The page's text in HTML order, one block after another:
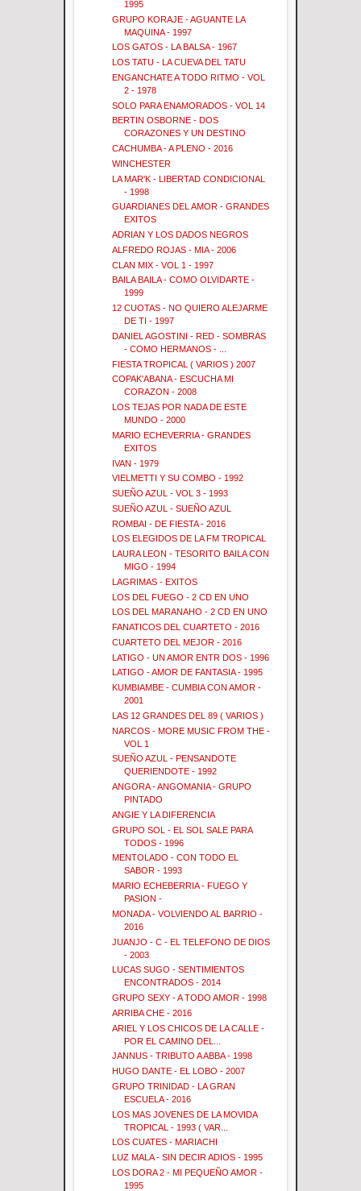
1995
GRUPO KORAJE - AGUANTE LA
MAQUINA - 1997
LOS GATOS - LA BALSA - 1967
LOS TATU - LA CUEVA DEL TATU
ENGANCHATE A TODO RITMO - VOL
2 - 1978
SOLO PARA ENAMORADOS - VOL 14
BERTIN OSBORNE - DOS
CORAZONES Y UN DESTINO
CACHUMBA - A PLENO - 2016
WINCHESTER
LA MAR'K - LIBERTAD CONDICIONAL
- 1998
GUARDIANES DEL AMOR - GRANDES
EXITOS
ADRIAN Y LOS DADOS NEGROS
ALFREDO ROJAS - MIA - 2006
CLAN MIX - VOL 1 - 1997
BAILA BAILA - COMO OLVIDARTE -
1999
12 CUOTAS - NO QUIERO ALEJARME
DE TI - 1997
DANIEL AGOSTINI - RED - SOMBRAS
- COMO HERMANOS - ...
FIESTA TROPICAL ( VARIOS ) 2007
COPAK'ABANA - ESCUCHA MI
CORAZON - 2008
LOS TEJAS POR NADA DE ESTE
MUNDO - 2000
MARIO ECHEVERRIA - GRANDES
EXITOS
IVAN - 1979
VIELMETTI Y SU COMBO - 1992
SUEÑO AZUL - VOL 3 - 1993
SUEÑO AZUL - SUEÑO AZUL
ROMBAI - DE FIESTA - 2016
LOS ELEGIDOS DE LA FM TROPICAL
LAURA LEON - TESORITO BAILA CON
MIGO - 1994
LAGRIMAS - EXITOS
LOS DEL FUEGO - 2 CD EN UNO
LOS DEL MARANAHO - 2 CD EN UNO
FANATICOS DEL CUARTETO - 2016
CUARTETO DEL MEJOR - 2016
LATIGO - UN AMOR ENTR DOS - 1996
LATIGO - AMOR DE FANTASIA - 1995
KUMBIAMBE - CUMBIA CON AMOR -
2001
LAS 12 GRANDES DEL 89 ( VARIOS )
NARCOS - MORE MUSIC FROM THE -
VOL 1
SUEÑO AZUL - PENSANDOTE
QUERIENDOTE - 1992
ANGORA - ANGOMANIA - GRUPO
PINTADO
ANGIE Y LA DIFERENCIA
GRUPO SOL - EL SOL SALE PARA
TODOS - 1996
MENTOLADO - CON TODO EL
SABOR - 1993
MARIO ECHEBERRIA - FUEGO Y
PASION -
MONADA - VOLVIENDO AL BARRIO -
2016
JUANJO - C - EL TELEFONO DE DIOS
- 2003
LUCAS SUGO - SENTIMIENTOS
ENCONTRADOS - 2014
GRUPO SEXY - A TODO AMOR - 1998
ARRIBA CHE - 2016
ARIEL Y LOS CHICOS DE LA CALLE -
POR EL CAMINO DEL...
JANNUS - TRIBUTO A ABBA - 1998
HUGO DANTE - EL LOBO - 2007
GRUPO TRINIDAD - LA GRAN
ESCUELA - 2016
LOS MAS JOVENES DE LA MOVIDA
TROPICAL - 1993 ( VAR...
LOS CUATES - MARIACHI
LUZ MALA - SIN DECIR ADIOS - 1995
LOS DORA 2 - MI PEQUEÑO AMOR -
1995